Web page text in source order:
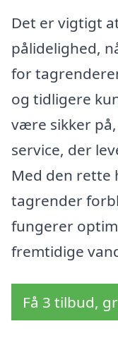
Det er vigtigt
pålidelighed,
for
og tidligere
være sikker
service, der
Med den rette
tagrender
fungerer
fremtidige
Få 3 tilbud,